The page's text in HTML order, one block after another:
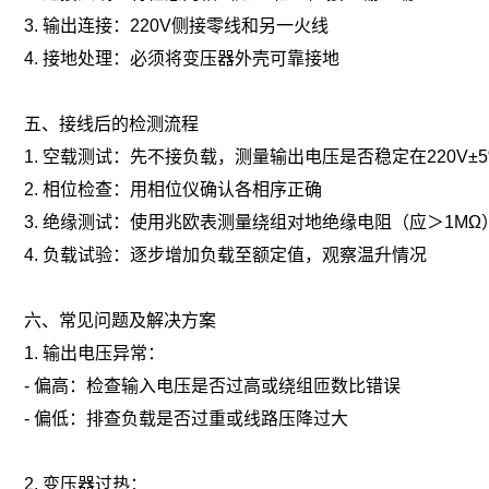
3. 输出连接：220V侧接零线和另一火线
4. 接地处理：必须将变压器外壳可靠接地
五、接线后的检测流程
1. 空载测试：先不接负载，测量输出电压是否稳定在
2. 相位检查：用相位仪确认各相序正确
3. 绝缘测试：使用兆欧表测量绕组对地绝缘电阻（应＞1MΩ
4. 负载试验：逐步增加负载至额定值，观察温升情况
六、常见问题及解决方案
1. 输出电压异常：
- 偏高：检查输入电压是否过高或绕组匝数比错误
- 偏低：排查负载是否过重或线路压降过大
2. 变压器过热：